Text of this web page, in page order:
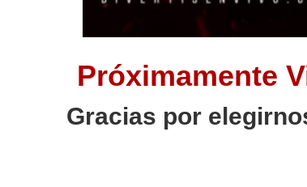
Próximamente
Gracias por